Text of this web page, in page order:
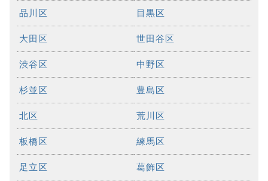
品川区 目黒区
大田区 世田谷区
渋谷区 中野区
杉並区 豊島区
北区 荒川区
板橋区 練馬区
足立区 葛飾区